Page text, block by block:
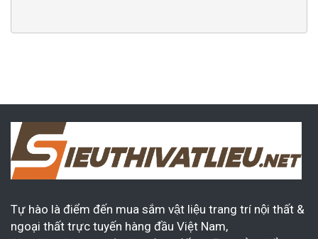
Tự hào là điểm đến mua sắm vật liệu trang trí nội thất &
ngoại thất trực tuyến hàng đầu Việt Nam,